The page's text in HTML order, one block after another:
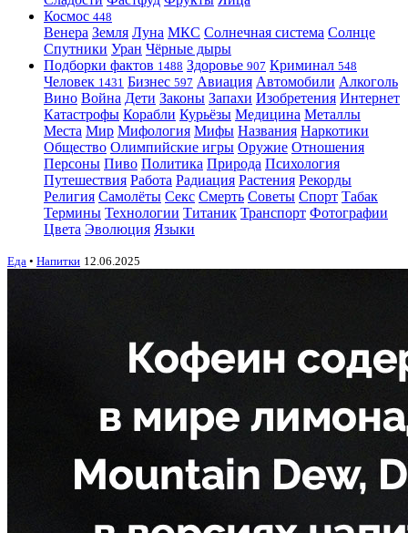
Космос 448
Венера Земля Луна МКС Солнечная система Солнце
Спутники Уран Чёрные дыры
Подборки фактов 1488 Здоровье 907 Криминал 548
Человек 1431 Бизнес 597 Авиация Автомобили Алкоголь
Вино Война Дети Законы Запахи Изобретения Интернет
Катастрофы Корабли Курьёзы Медицина Металлы
Места Мир Мифология Мифы Названия Наркотики
Общество Олимпийские игры Оружие Отношения
Персоны Пиво Политика Природа Психология
Путешествия Работа Радиация Растения Рекорды
Религия Самолёты Секс Смерть Советы Спорт Табак
Термины Технологии Титаник Транспорт Фотографии
Цвета Эволюция Языки
Еда • Напитки 12.06.2025